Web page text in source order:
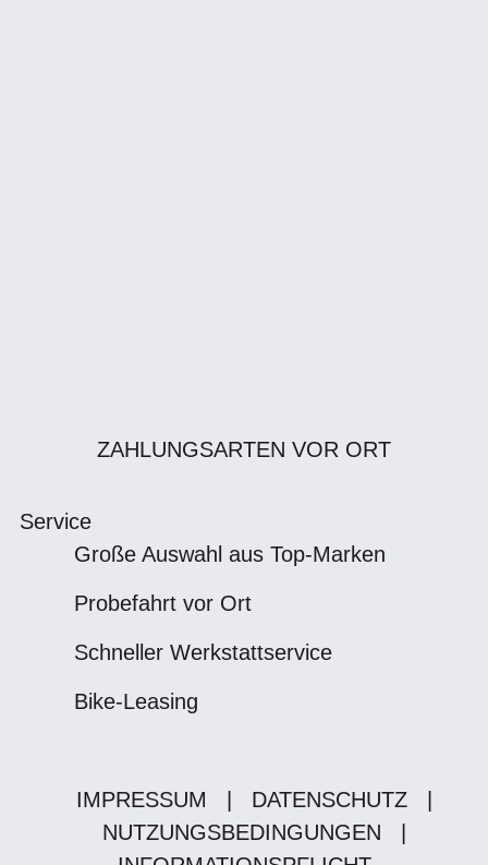
ZAHLUNGSARTEN VOR ORT
Service
Große Auswahl aus Top-Marken
Probefahrt vor Ort
Schneller Werkstattservice
Bike-Leasing
IMPRESSUM DATENSCHUTZ
NUTZUNGSBEDINGUNGEN